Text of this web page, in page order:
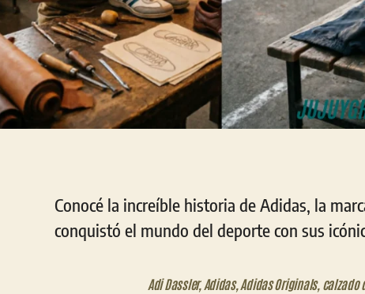
Conocé la increíble historia de Adidas, la
conquistó el mundo del deporte con sus
Adi Dassler, Adidas, Adidas Originals, calzado